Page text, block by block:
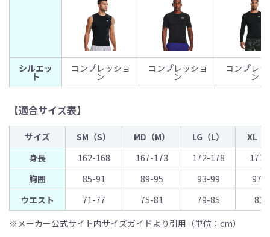
シルエッ
ト
コンプレッショ
ン
コンプレッショ
ン
コンプレッ
ン
【適合サイズ表】
サイズ SM（S） MD（M） LG（L）
XL（
身長
162-168 167-173 172-178
177-
胸囲
85-91 89-95 93-99
97-
ウエスト
71-77 75-81 79-85
83-
※メーカー公式サイト内サイズガイドより引用（単位：cm）